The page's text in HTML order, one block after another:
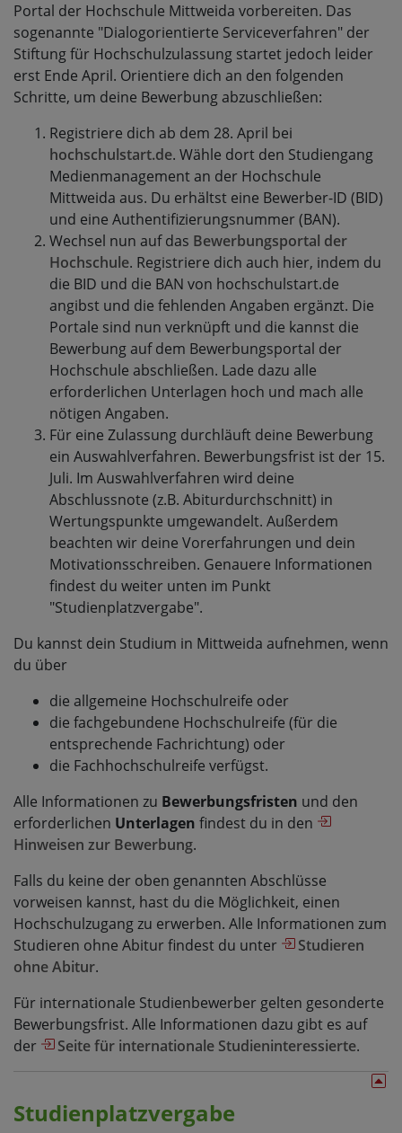
Portal der Hochschule Mittweida vorbereiten. Das
sogenannte "Dialogorientierte Serviceverfahren" der
Stiftung für Hochschulzulassung startet jedoch leider
erst Ende April. Orientiere dich an den folgenden
Schritte, um deine Bewerbung abzuschließen:
Registriere dich ab dem 28. April bei
hochschulstart.de. Wähle dort den Studiengang
Medienmanagement an der Hochschule
Mittweida aus. Du erhältst eine Bewerber-ID (BID)
und eine Authentifizierungsnummer (BAN).
Wechsel nun auf das Bewerbungsportal der
Hochschule. Registriere dich auch hier, indem du
die BID und die BAN von hochschulstart.de
angibst und die fehlenden Angaben ergänzt. Die
Portale sind nun verknüpft und die kannst die
Bewerbung auf dem Bewerbungsportal der
Hochschule abschließen. Lade dazu alle
erforderlichen Unterlagen hoch und mach alle
nötigen Angaben.
Für eine Zulassung durchläuft deine Bewerbung
ein Auswahlverfahren. Bewerbungsfrist ist der 15.
Juli. Im Auswahlverfahren wird deine
Abschlussnote (z.B. Abiturdurchschnitt) in
Wertungspunkte umgewandelt. Außerdem
beachten wir deine Vorerfahrungen und dein
Motivationsschreiben. Genauere Informationen
findest du weiter unten im Punkt
"Studienplatzvergabe".
Du kannst dein Studium in Mittweida aufnehmen, wenn
du über
die allgemeine Hochschulreife oder
die fachgebundene Hochschulreife (für die
entsprechende Fachrichtung) oder
die Fachhochschulreife verfügst.
Alle Informationen zu Bewerbungsfristen und den
erforderlichen Unterlagen findest du in den
Hinweisen zur Bewerbung.
Falls du keine der oben genannten Abschlüsse
vorweisen kannst, hast du die Möglichkeit, einen
Hochschulzugang zu erwerben. Alle Informationen zum
Studieren ohne Abitur findest du unter
Studieren
ohne Abitur.
Für internationale Studienbewerber gelten gesonderte
Bewerbungsfrist. Alle Informationen dazu gibt es auf
der
Seite für internationale Studieninteressierte.
Studienplatzvergabe